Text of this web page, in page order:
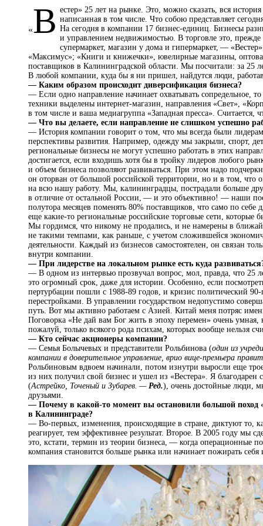
«В естер» 25 лет на рынке. Это, можно сказать, вся
написанная в том числе. Что собою представляет
На сегодня в компании 17 бизнес-единиц. Бизнесы
и управлением недвижимостью. В торговле это,
супермаркет, магазин у дома и гипермаркет, —
«Максимус»; «Книги и книжечки», ювелирные магазины,
поставщиков в Калининградской области. Мы посчитали: за 25
В любой компании, куда бы я ни пришел, найдутся люди,
— Каким образом происходит диверсификация бизнеса?
— Если одно направление начинает охватывать сопредельное,
техники выделены интернет-магазин, направления «Свет»,
в том числе и ваша медиагруппа «Западная пресса». Считается,
— Что вы делаете, если направление не слишком успешно
— История компании говорит о том, что мы всегда были
перспективы развития. Например, одежду мы закрыли, спорт,
региональные бизнесы не могут успешно работать в этих
достигается, если входишь хотя бы в тройку лидеров любого
и объем бизнеса позволяют развиваться. При этом надо
он оторван от большой российской территории, но и в том, что
на всю нашу работу. Мы, калининградцы, пострадали больше
в отличие от остальной России, — и это объективно! — наши
полутора месяцев поменять 80% поставщиков, что само по
еще какие-то региональные российские торговые сети,
Мы гордимся, что никому не продались, и не намерены в
не такими темпами, как раньше, с учетом сложившейся
деятельности. Каждый из бизнесов самостоятелен, он связан
внутри компании.
— При лидерстве на локальном рынке есть куда
— В одном из интервью прозвучал вопрос, мол, правда, что 25
это огромный срок, даже для истории. Особенно, если
пертурбации пошли с 1988-89 годов, и кризис политический
перестройками. В управлении государством недопустимо
путь. Вот мы активно работаем с Азией. Китай меня потряс
Поговорка «Не дай вам Бог жить в эпоху перемен» очень
пожалуй, только всякого рода психам, которых вообще нельзя
— Кто сейчас акционеры компании?
— Семья Болычевых и представители Рольбинова (один из
компании в доверительное управление, врио вице-премьера
Рольбиновым вдвоем начинали, потом изнутри выросли еще
из них получил свой бизнес и ушел из «Вестера». Я благодарен
(Астрейко, Точеный и Зубарев. — Ред.), очень достойные люди,
друзьями.
— Почему в какой-то момент вы остановили большой поход
в Калининграде?
— Во‑первых, изменения, происходящие в стране, диктуют то,
реагирует, тем эффективнее результат. Второе. В 2005 году мы
это, кстати, термин из теории бизнеса, — когда операционные
компания становится больше рынка или начинает пожирать